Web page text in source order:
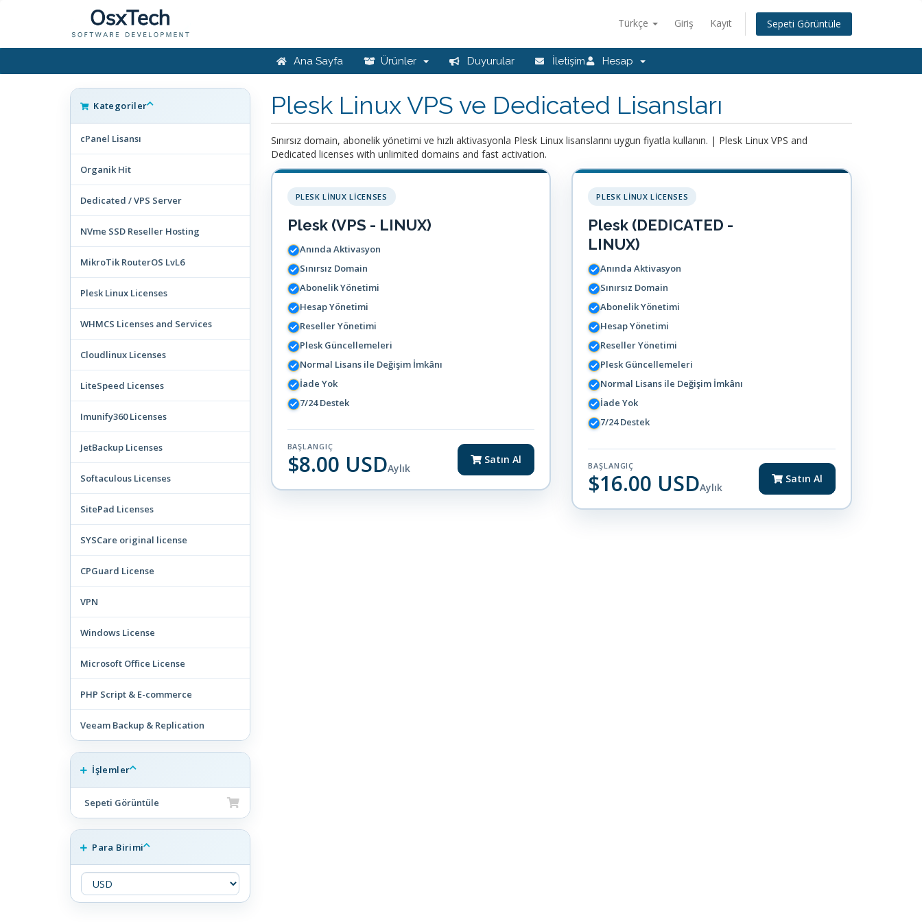
Türkçe Giriş Kayıt Sepeti Görüntüle
Ana Sayfa Ürünler Duyurular İletişim Hesap
Kategoriler
cPanel Lisansı
Organik Hit
Dedicated / VPS Server
NVme SSD Reseller Hosting
MikroTik RouterOS LvL6
Plesk Linux Licenses
WHMCS Licenses and Services
Cloudlinux Licenses
LiteSpeed Licenses
Imunify360 Licenses
JetBackup Licenses
Softaculous Licenses
SitePad Licenses
SYSCare original license
CPGuard License
VPN
Windows License
Microsoft Office License
PHP Script & E-commerce
Veeam Backup & Replication
İşlemler
Sepeti Görüntüle
Para Birimi
Plesk Linux VPS ve Dedicated Lisansları
Sınırsız domain, abonelik yönetimi ve hızlı aktivasyonla Plesk Linux lisanslarını uygun fiyatla kullanın. | Plesk Linux VPS and
Dedicated licenses with unlimited domains and fast activation.
PLESK LINUX LICENSES
Plesk (VPS - LINUX)
Anında Aktivasyon
Sınırsız Domain
Abonelik Yönetimi
Hesap Yönetimi
Reseller Yönetimi
Plesk Güncellemeleri
Normal Lisans ile Değişim İmkânı
İade Yok
7/24 Destek
BAŞLANGIÇ
$8.00 USDAylık
Satın Al
PLESK LINUX LICENSES
Plesk (DEDICATED -
LINUX)
Anında Aktivasyon
Sınırsız Domain
Abonelik Yönetimi
Hesap Yönetimi
Reseller Yönetimi
Plesk Güncellemeleri
Normal Lisans ile Değişim İmkânı
İade Yok
7/24 Destek
BAŞLANGIÇ
$16.00 USDAylık
Satın Al